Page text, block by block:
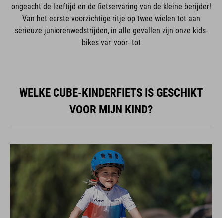
ongeacht de leeftijd en de fietservaring van de kleine berijder!
Van het eerste voorzichtige ritje op twee wielen tot aan
serieuze juniorenwedstrijden, in alle gevallen zijn onze kids-
bikes van voor- tot
WELKE CUBE-KINDERFIETS IS GESCHIKT
VOOR MIJN KIND?